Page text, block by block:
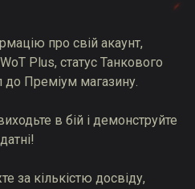
про свій акаунт,
Plus, статус Танкового
до Преміум магазину.
в бій і демонструйте
за кількістю досвіду,